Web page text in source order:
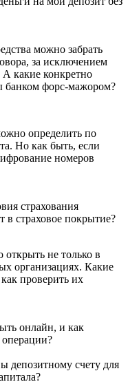
можно забрать
за исключением
какие конкретно
банком форс-мажором?
определить по
Но как быть, если
номеров
страхования
в страховое покрытие?
открыть не только в
организациях. Какие
проверить их
онлайн, и как
операции?
депозитному счету для